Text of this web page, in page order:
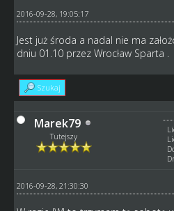
2016-09-28, 19:05:17
Jest już środa a nadal nie ma
dniu 01.10 przez Wrocław Sparta .
Szukaj
Marek79
Tutejszy
2016-09-28, 21:30:30